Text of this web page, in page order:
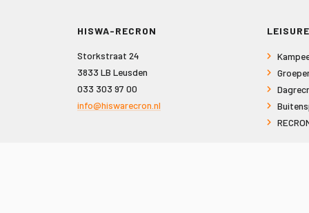
HISWA-RECRON
Storkstraat 24
3833 LB Leusden
033 303 97 00
info@hiswarecron.nl